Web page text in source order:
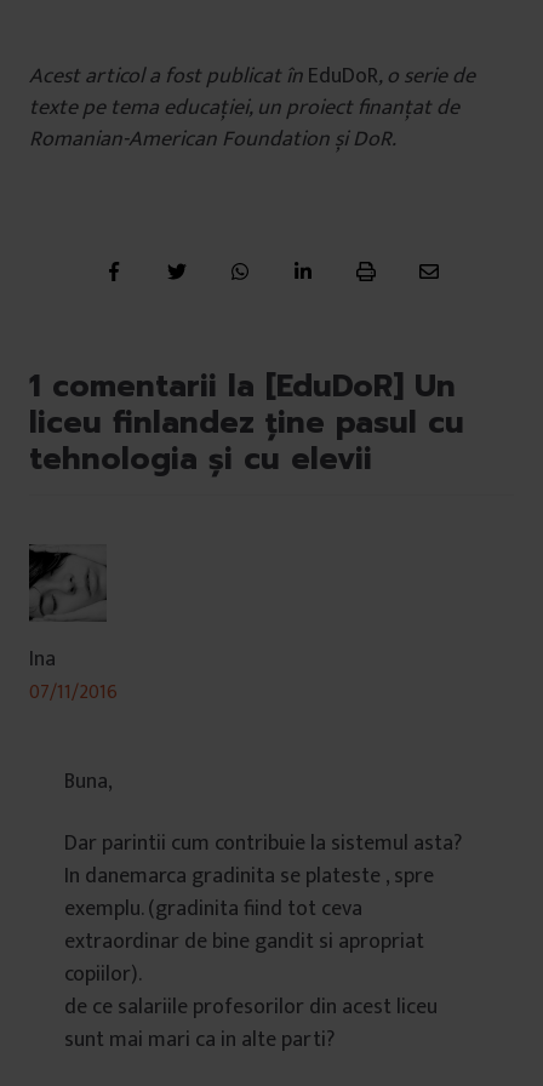
Acest articol a fost publicat înEduDoR, o serie de
texte pe tema educației, un proiect finanțat de
Romanian-American Foundation și DoR.
1 comentarii la [EduDoR] Un
liceu finlandez ține pasul cu
tehnologia și cu elevii
Ina
07/11/2016
Buna,
Dar parintii cum contribuie la sistemul asta?
In danemarca gradinita se plateste , spre
exemplu. (gradinita fiind tot ceva
extraordinar de bine gandit si apropriat
copiilor).
de ce salariile profesorilor din acest liceu
sunt mai mari ca in alte parti?